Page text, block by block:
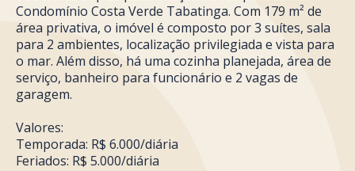
Condomínio Costa Verde Tabatinga. Com 179 m² de
área privativa, o imóvel é composto por 3 suítes, sala
para 2 ambientes, localização privilegiada e vista para
o mar. Além disso, há uma cozinha planejada, área de
serviço, banheiro para funcionário e 2 vagas de
garagem.
Valores:
Temporada: R$ 6.000/diária
Feriados: R$ 5.000/diária